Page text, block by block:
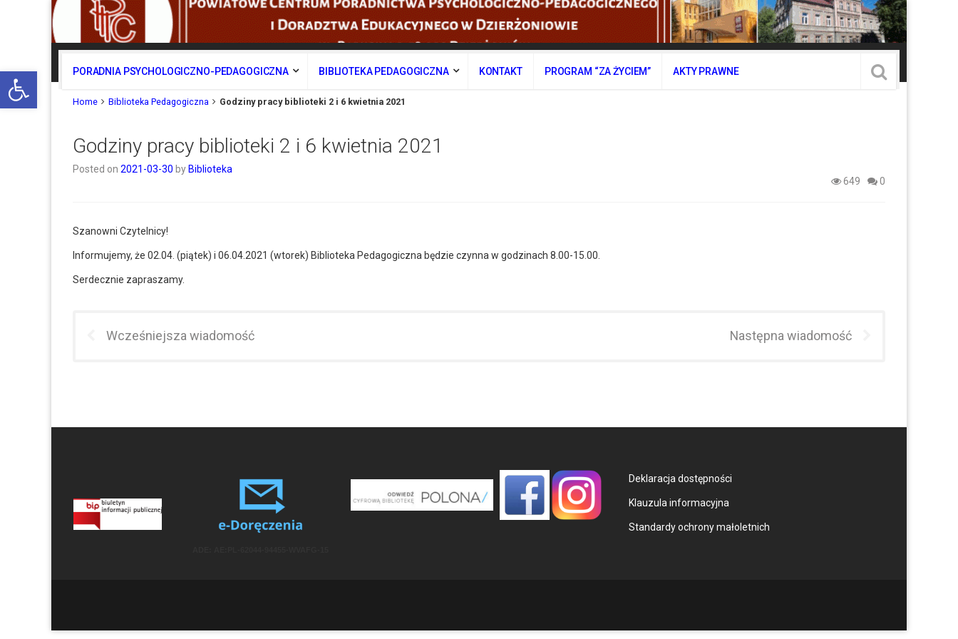
Otwórz pasek narzędzi PORADNIA PSYCHOLOGICZNO-PEDAGOGICZNA BIBLIOTEKA PEDAGOGICZNA KONTAKT PROGRAM “ZA ŻYCIEM” AKTY PRAWNE
Home Biblioteka Pedagogiczna Godziny pracy biblioteki 2 i 6 kwietnia 2021
Godziny pracy biblioteki 2 i 6 kwietnia 2021
Posted on 2021-03-30 by Biblioteka
649
0
Szanowni Czytelnicy!
Informujemy, że 02.04. (piątek) i 06.04.2021 (wtorek) Biblioteka Pedagogiczna będzie czynna w godzinach 8.00-15.00.
Serdecznie zapraszamy.
Wcześniejsza wiadomość Następna wiadomość
Deklaracja dostępności
Klauzula informacyjna
Standardy ochrony małoletnich